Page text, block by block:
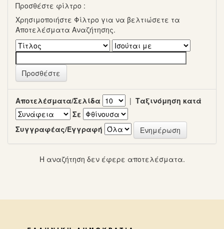
Προσθέστε φίλτρο :
Χρησιμοποιήστε Φίλτρο για να βελτιώσετε τα
Αποτελέσματα Αναζήτησης.
Αποτελέσματα/Σελίδα | Ταξινόμηση κατά
Σε
Συγγραφέας/Εγγραφή
Η αναζήτηση δεν έφερε αποτελέσματα.